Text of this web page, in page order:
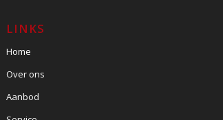
LINKS
Home
Over ons
Aanbod